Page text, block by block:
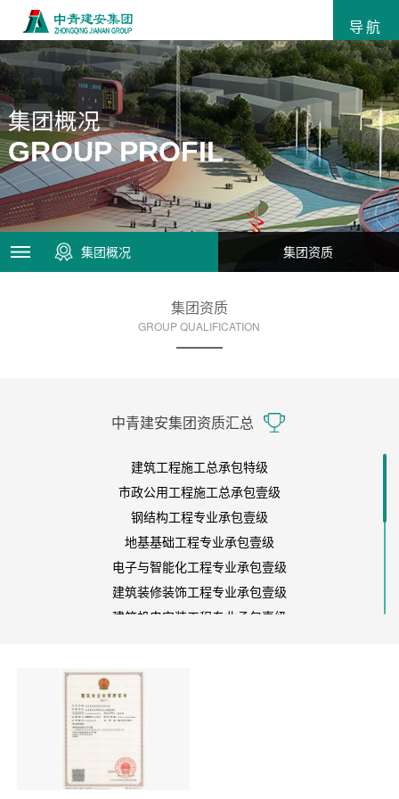
导航
集团概况
GROUP PROFIL
集团概况 集团资质
集团资质
GROUP QUALIFICATION
中青建安集团资质汇总
建筑工程施工总承包特级
市政公用工程施工总承包壹级
钢结构工程专业承包壹级
地基基础工程专业承包壹级
电子与智能化工程专业承包壹级
建筑装修装饰工程专业承包壹级
建筑机电安装工程专业承包壹级
对外援助成套项目总承包企业资格
涉密信息系统集成乙级
文物保护工程施工一级
建筑装饰装修工程设计与施工 一级
工程设计专业资质建筑行业（人防工程） 甲级